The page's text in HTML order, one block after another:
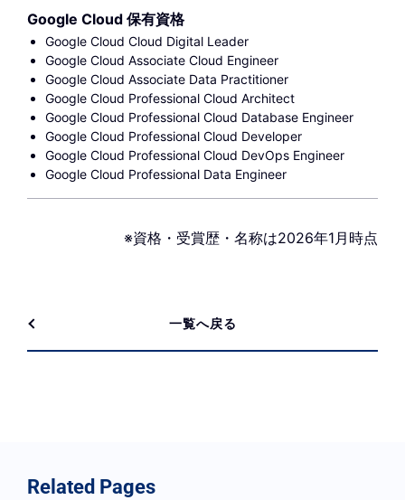
Google Cloud 保有資格
Google Cloud Cloud Digital Leader
Google Cloud Associate Cloud Engineer
Google Cloud Associate Data Practitioner
Google Cloud Professional Cloud Architect
Google Cloud Professional Cloud Database Engineer
Google Cloud Professional Cloud Developer
Google Cloud Professional Cloud DevOps Engineer
Google Cloud Professional Data Engineer
※資格・受賞歴・名称は2026年1月時点
一覧へ戻る
Related Pages